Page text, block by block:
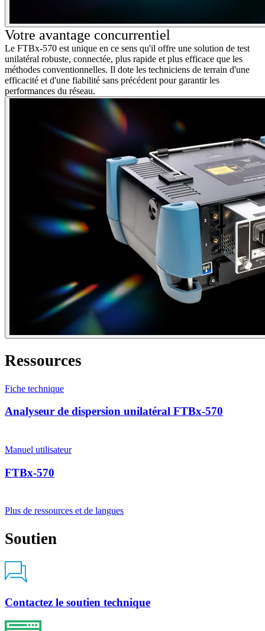
Votre avantage concurrentiel
Le FTBx-570 est unique en ce sens qu'il offre une solution de test
unilatéral robuste, connectée, plus rapide et plus efficace que les
méthodes conventionnelles. Il dote les techniciens de terrain d'une
efficacité et d'une fiabilité sans précédent pour garantir les
performances du réseau.
Ressources
Fiche technique
Analyseur de dispersion unilatéral FTBx-570
Manuel utilisateur
FTBx-570
Plus de ressources et de langues
Soutien
Contactez le soutien technique